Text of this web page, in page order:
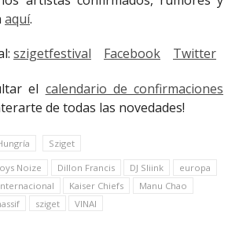
aquí.
szigetfestival Facebook Twitter
el calendario de confirmaciones
de todas las novedades!
Sziget
Noize Dillon Francis DJ Sliink
europa
Kaiser Chiefs
Manu Chao
sziget VINAI